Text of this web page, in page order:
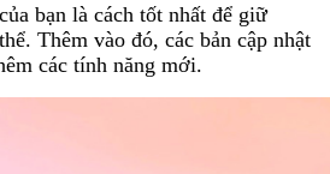
bạn là cách tốt nhất để giữ
Thêm vào đó, các bản cập nhật
các tính năng mới.